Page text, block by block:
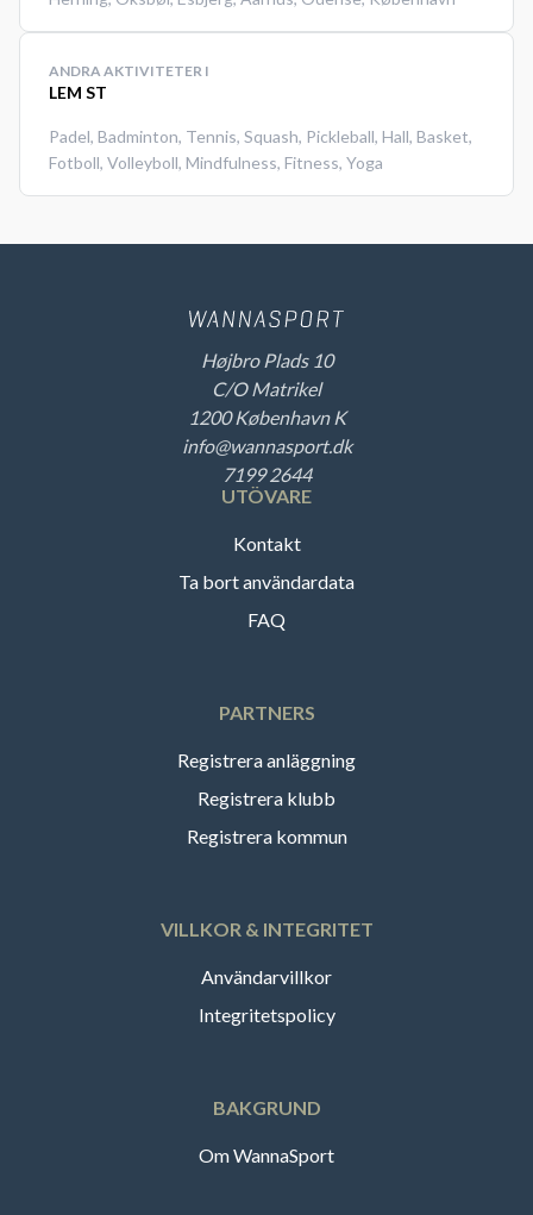
ANDRA AKTIVITETER I
LEM ST
Padel, Badminton, Tennis, Squash, Pickleball, Hall, Basket,
Fotboll, Volleyboll, Mindfulness, Fitness, Yoga
Højbro Plads 10
C/O Matrikel
1200 København K
info@wannasport.dk
7199 2644
UTÖVARE
Kontakt
Ta bort användardata
FAQ
PARTNERS
Registrera anläggning
Registrera klubb
Registrera kommun
VILLKOR & INTEGRITET
Användarvillkor
Integritetspolicy
BAKGRUND
Om WannaSport